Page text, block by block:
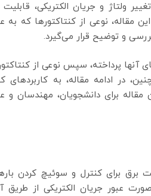
ولتاژ و جریان الکتریکی،
مقاله، نوعی از کنتاکتورها که
و توضیح قرار می‌گیرد.
آنها پرداخته، سپس نوعی از
در ادامه مقاله، به
برای دانشجویان، مهندسان و
برای کنترل و سوئیچ کردن
عبور جریان الکتریکی از